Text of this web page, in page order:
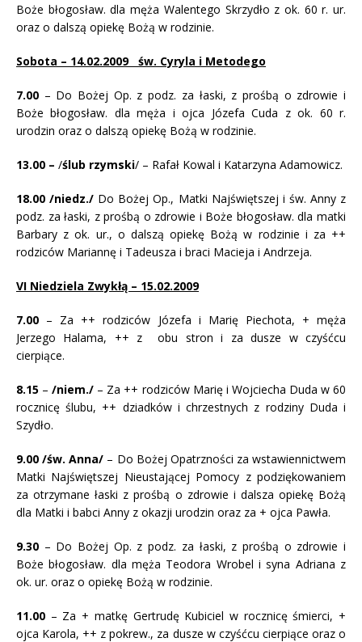
Boże błogosław. dla męża Walentego Skrzydło z ok. 60 r. ur.
oraz o dalszą opiekę Bożą w rodzinie.
Sobota – 14.02.2009 św. Cyryla i Metodego
7.00 – Do Bożej Op. z podz. za łaski, z prośbą o zdrowie i
Boże błogosław. dla męża i ojca Józefa Cuda z ok. 60 r.
urodzin oraz o dalszą opiekę Bożą w rodzinie.
13.00 – /ślub rzymski/ – Rafał Kowal i Katarzyna Adamowicz.
18.00 /niedz./ Do Bożej Op., Matki Najświętszej i św. Anny z
podz. za łaski, z prośbą o zdrowie i Boże błogosław. dla matki
Barbary z ok. ur., o dalszą opiekę Bożą w rodzinie i za ++
rodziców Mariannę i Tadeusza i braci Macieja i Andrzeja.
VI Niedziela Zwykłą – 15.02.2009
7.00 – Za ++ rodziców Józefa i Marię Piechota, + męża
Jerzego Halama, ++ z obu stron i za dusze w czyśćcu
cierpiące.
8.15 –/niem./ – Za ++ rodziców Marię i Wojciecha Duda w 60
rocznicę ślubu, ++ dziadków i chrzestnych z rodziny Duda i
Szydło.
9.00 /św. Anna/ – Do Bożej Opatrzności za wstawiennictwem
Matki Najświętszej Nieustającej Pomocy z podziękowaniem
za otrzymane łaski z prośbą o zdrowie i dalsza opiekę Bożą
dla Matki i babci Anny z okazji urodzin oraz za + ojca Pawła.
9.30 – Do Bożej Op. z podz. za łaski, z prośbą o zdrowie i
Boże błogosław. dla męża Teodora Wrobel i syna Adriana z
ok. ur. oraz o opiekę Bożą w rodzinie.
11.00 – Za + matkę Gertrudę Kubiciel w rocznicę śmierci, +
ojca Karola, ++ z pokrew., za dusze w czyśćcu cierpiące oraz o